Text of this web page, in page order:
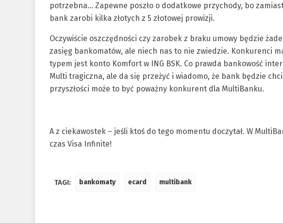
potrzebna… Zapewne poszło o dodatkowe przychody, bo
bank zarobi kilka złotych z 5 złotowej prowizji.
Oczywiście oszczędności czy zarobek z braku umowy będzie
zasięg bankomatów, ale niech nas to nie zwiedzie. Konkurenci
typem jest konto Komfort w ING BSK. Co prawda bankowość
Multi tragiczna, ale da się przeżyć i wiadomo, że bank będzie
przyszłości może to być poważny konkurent dla MultiBanku.
A z ciekawostek – jeśli ktoś do tego momentu doczytał. W
czas Visa Infinite!
TAGI: bankomaty ecard multibank